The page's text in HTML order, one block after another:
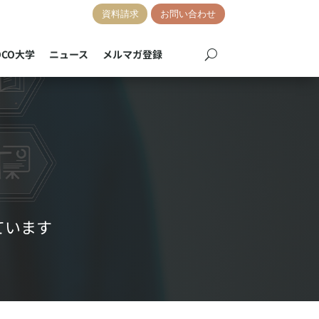
資料請求 お問い合わせ
大学 ニュース メルマガ登録
ます